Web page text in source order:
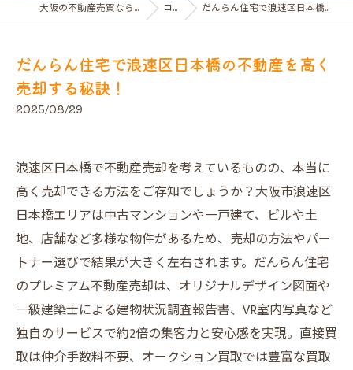
大阪の不動産売買ならだんらん住宅株式会社 コラム だんらん住宅で浪速区日本橋の不動産を高く売却する秘訣！
だんらん住宅で浪速区日本橋の不動産を高く
売却する秘訣！
2025/08/29
浪速区日本橋で不動産売却を考えているものの、本当に
高く売却できる方法をご存知でしょうか？大阪市浪速区
日本橋エリアは中古マンションや一戸建て、ビルや土
地、店舗など多様な物件があるため、売却の方法やパー
トナー選びで結果が大きく左右されます。だんらん住宅
のプレミアム不動産売却は、オリジナルデザイン図面や
一級建築士による建物状況調査報告書、VR室内写真など
独自のサービスで約2倍の集客力と安心感を実現。直接買
取は仲介手数料不要、オークション買取では豊富な買取